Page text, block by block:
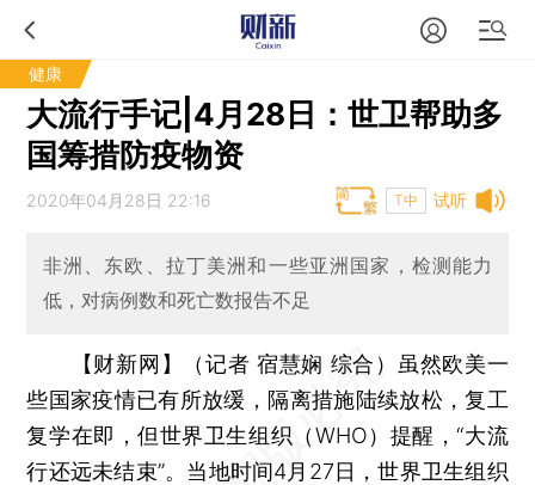
健康
大流行手记|4月28日：世卫帮助多
国筹措防疫物资
试听
2020年04月28日 22:16 T中
非洲、东欧、拉丁美洲和一些亚洲国家，检测能力
低，对病例数和死亡数报告不足
【财新网】（记者 宿慧娴 综合）
虽然欧美一
些国家疫情已有所放缓，隔离措施陆续放松，复工
复学在即，但世界卫生组织（WHO）提醒，“大流
行还远未结束”。当地时间4月27日，世界卫生组织